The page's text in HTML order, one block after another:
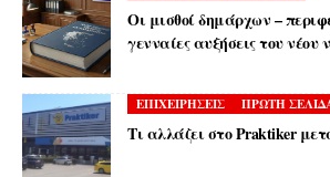
Οι μισθοί δημάρχων –
γενναίες αυξήσεις του νέου
ΕΠΙΧΕΙΡΗΣΕΙΣ ΠΡΩΤΗ
Τι αλλάζει στο Praktiker